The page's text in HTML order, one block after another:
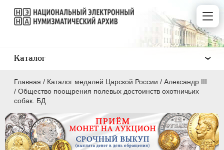
Главная / Каталог медалей Царской России / Александр III
/ Общество поощрения полевых достоинств охотничьих
собак. БД
Каталог
ВСЕ